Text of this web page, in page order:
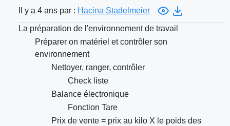
Il y a 4 ans par : Hacina Stadelmeier
La préparation de l'environnement de travail
Préparer on matériel et contrôler son
environnement
Nettoyer, ranger, contrôler
Check liste
Balance électronique
Fonction Tare
Prix de vente = prix au kilo X le poids des